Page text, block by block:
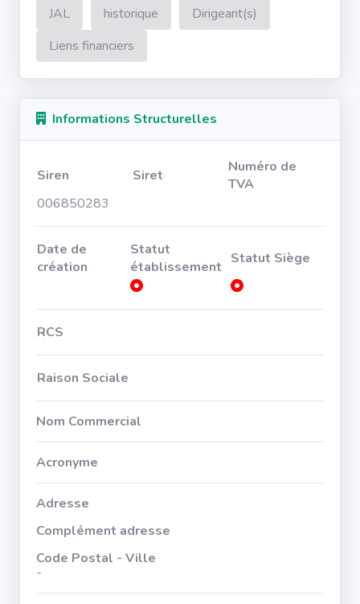
JAL
historique
Dirigeant(s)
Liens financiers
Informations Structurelles
Siren Siret
Numéro de
TVA
006850283
Date de
création
Statut
établissement Statut Siège
RCS
Raison Sociale
Nom Commercial
Acronyme
Adresse
Complément adresse
Code Postal - Ville
-